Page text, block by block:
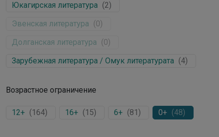
Юкагирская литература (2)
Эвенская литература (0)
Долганская литература (0)
Зарубежная литература / Омук литературата (4)
Возрастное ограничение
12+ (164) 16+ (15) 6+ (81 ) 0+ (48)